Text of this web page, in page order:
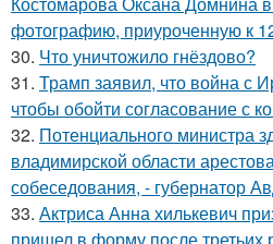
фотографию, приуроченную к
30. Что уничтожило гнёздово?
31. Трамп заявил, что война с
чтобы обойти согласование с
32. Потенциального министра
владимирской области
собеседования, - губернатор
33. Актриса Анна хилькевич
пришел в форму после третьих